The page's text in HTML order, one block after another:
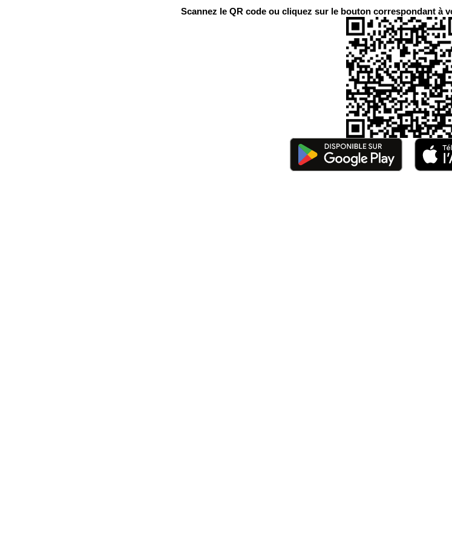
Scannez le QR code ou cliquez sur le bouton correspondant à